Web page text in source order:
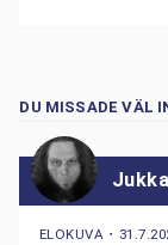
DU MISSADE VÄL
ELOKUVA ・